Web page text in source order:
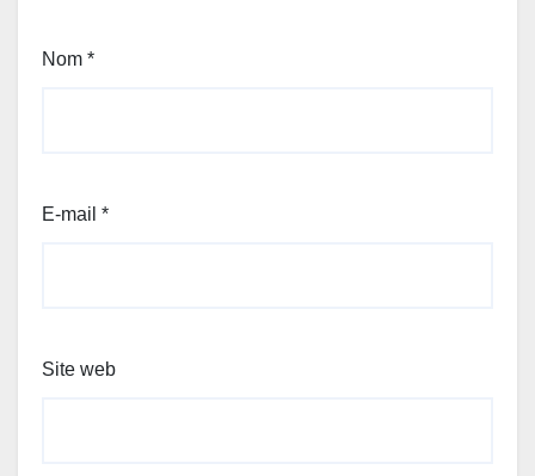
Nom *
E-mail *
Site web